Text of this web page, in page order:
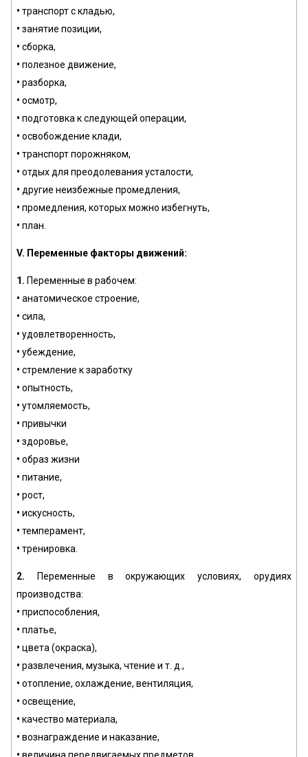
• транспорт с кладью,
• занятие позиции,
• сборка,
• полезное движение,
• разборка,
• осмотр,
• подготовка к следующей операции,
• освобождение клади,
• транспорт порожняком,
• отдых для преодолевания усталости,
• другие неизбежные промедления,
• промедления, которых можно избегнуть,
• план.
V. Переменные факторы движений:
1. Переменные в рабочем:
• анатомическое строение,
• сила,
• удовлетворенность,
• убеждение,
• стремление к заработку
• опытность,
• утомляемость,
• привычки
• здоровье,
• образ жизни
• питание,
• рост,
• искусность,
• темперамент,
• тренировка.
2.
Переменные в окружающих условиях, орудиях
производства:
• приспособления,
• платье,
• цвета (окраска),
• развлечения, музыка, чтение и т. д.,
• отопление, охлаждение, вентиляция,
• освещение,
• качество материала,
• вознаграждение и наказание,